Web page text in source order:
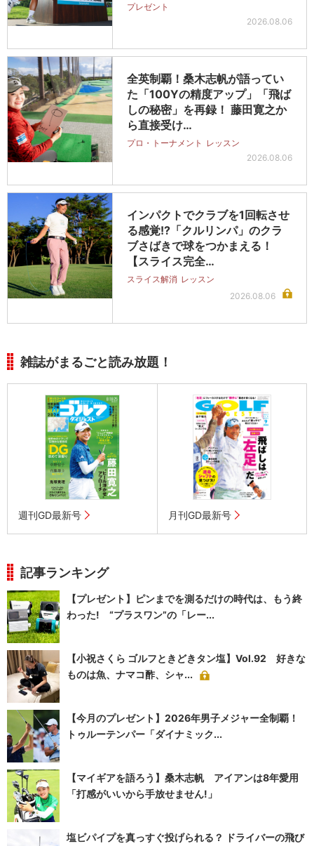
プレゼント
2026.08.06
全英制覇！桑木志帆が語ってい
た「100Yの精度アップ」「飛ば
しの秘密」を再録！ 藤田寛之か
ら直接受け…
プロ・トーナメント レッスン
2026.08.06
インパクトでクラブを1回転させ
る感覚!?「クルリンパ」のクラ
ブさばきで球をつかまえる！
【スライス完全…
スライス解消 レッスン
2026.08.06
雑誌がまるごと読み放題！
週刊GD最新号 月刊GD最新号
記事ランキング
【プレゼント】ピンまでを測るだけの時代は、もう終
わった! “プラスワン”の「レー...
【小祝さくら ゴルフときどきタン塩】Vol.92 好きな
ものは魚、ナマコ酢、シャ...
【今月のプレゼント】2026年男子メジャー全制覇！
トゥルーテンパー「ダイナミック...
【マイギアを語ろう】桑木志帆 アイアンは8年愛用
「打感がいいから手放せません!」
塩ビパイプを真っすぐ投げられる？ ドライバーの飛び